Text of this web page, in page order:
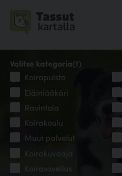
Valitse kategoria(t)
Koirapuisto
Eläinlääkäri
Ravintola
Koirakoulu
Muut palvelut
Koirakuvaaja
Koirasovellus